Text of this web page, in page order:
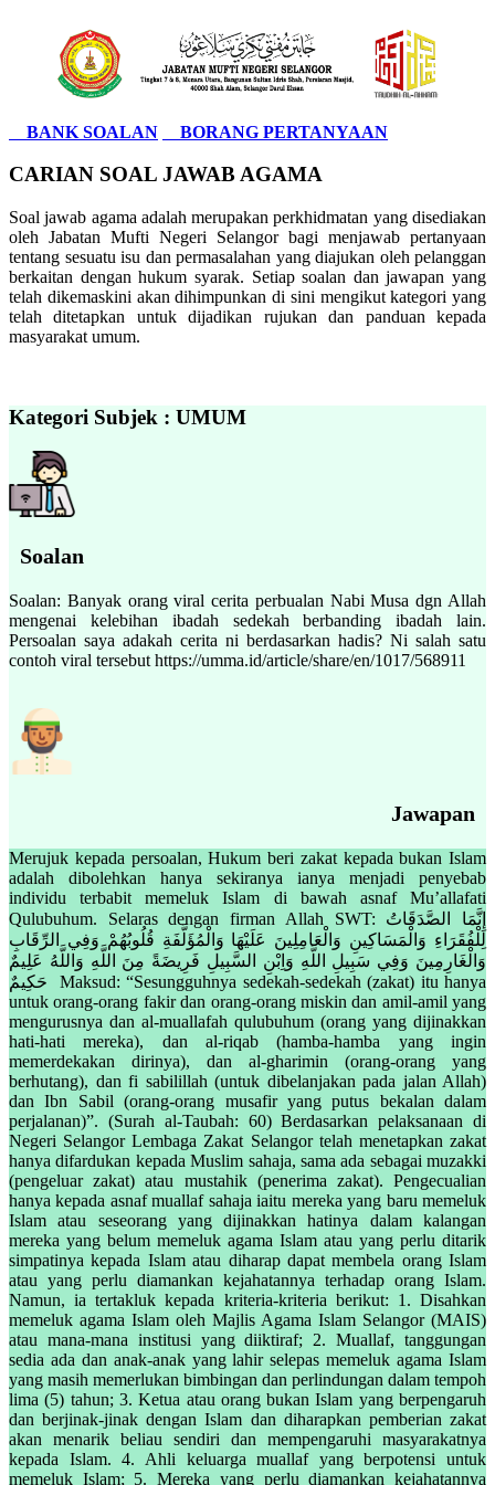
BANK SOALAN BORANG PERTANYAAN
CARIAN SOAL JAWAB AGAMA
Soal jawab agama adalah merupakan perkhidmatan yang disediakan
oleh Jabatan Mufti Negeri Selangor bagi menjawab pertanyaan
tentang sesuatu isu dan permasalahan yang diajukan oleh pelanggan
berkaitan dengan hukum syarak. Setiap soalan dan jawapan yang
telah dikemaskini akan dihimpunkan di sini mengikut kategori yang
telah ditetapkan untuk dijadikan rujukan dan panduan kepada
masyarakat umum.
Kategori Subjek : UMUM
Soalan
Soalan: Banyak orang viral cerita perbualan Nabi Musa dgn Allah
mengenai kelebihan ibadah sedekah berbanding ibadah lain.
Persoalan saya adakah cerita ni berdasarkan hadis? Ni salah satu
contoh viral tersebut https://umma.id/article/share/en/1017/568911
Jawapan
Merujuk kepada persoalan, Hukum beri zakat kepada bukan Islam
adalah dibolehkan hanya sekiranya ianya menjadi penyebab
individu terbabit memeluk Islam di bawah asnaf Mu’allafati
Qulubuhum. Selaras dengan firman Allah SWT: إِنَّمَا الصَّدَقَاتُ
لِلْفُقَرَاءِ وَالْمَسَاكِينِ وَالْعَامِلِينَ عَلَيْهَا وَالْمُؤَلَّفَةِ قُلُوبُهُمْ وَفِي الرِّقَابِ
وَالْغَارِمِينَ وَفِي سَبِيلِ اللَّهِ وَاِبْنِ السَّبِيلِ فَرِيضَةً مِنَ اللَّهِ وَاللَّهُ عَلِيمٌ
حَكِيمٌ Maksud: “Sesungguhnya sedekah-sedekah (zakat) itu hanya
untuk orang-orang fakir dan orang-orang miskin dan amil-amil yang
mengurusnya dan al-muallafah qulubuhum (orang yang dijinakkan
hati-hati mereka), dan al-riqab (hamba-hamba yang ingin
memerdekakan dirinya), dan al-gharimin (orang-orang yang
berhutang), dan fi sabilillah (untuk dibelanjakan pada jalan Allah)
dan Ibn Sabil (orang-orang musafir yang putus bekalan dalam
perjalanan)”. (Surah al-Taubah: 60) Berdasarkan pelaksanaan di
Negeri Selangor Lembaga Zakat Selangor telah menetapkan zakat
hanya difardukan kepada Muslim sahaja, sama ada sebagai muzakki
(pengeluar zakat) atau mustahik (penerima zakat). Pengecualian
hanya kepada asnaf muallaf sahaja iaitu mereka yang baru memeluk
Islam atau seseorang yang dijinakkan hatinya dalam kalangan
mereka yang belum memeluk agama Islam atau yang perlu ditarik
simpatinya kepada Islam atau diharap dapat membela orang Islam
atau yang perlu diamankan kejahatannya terhadap orang Islam.
Namun, ia tertakluk kepada kriteria-kriteria berikut: 1. Disahkan
memeluk agama Islam oleh Majlis Agama Islam Selangor (MAIS)
atau mana-mana institusi yang diiktiraf; 2. Muallaf, tanggungan
sedia ada dan anak-anak yang lahir selepas memeluk agama Islam
yang masih memerlukan bimbingan dan perlindungan dalam tempoh
lima (5) tahun; 3. Ketua atau orang bukan Islam yang berpengaruh
dan berjinak-jinak dengan Islam dan diharapkan pemberian zakat
akan menarik beliau sendiri dan mempengaruhi masyarakatnya
kepada Islam. 4. Ahli keluarga muallaf yang berpotensi untuk
memeluk Islam; 5. Mereka yang perlu diamankan kejahatannya